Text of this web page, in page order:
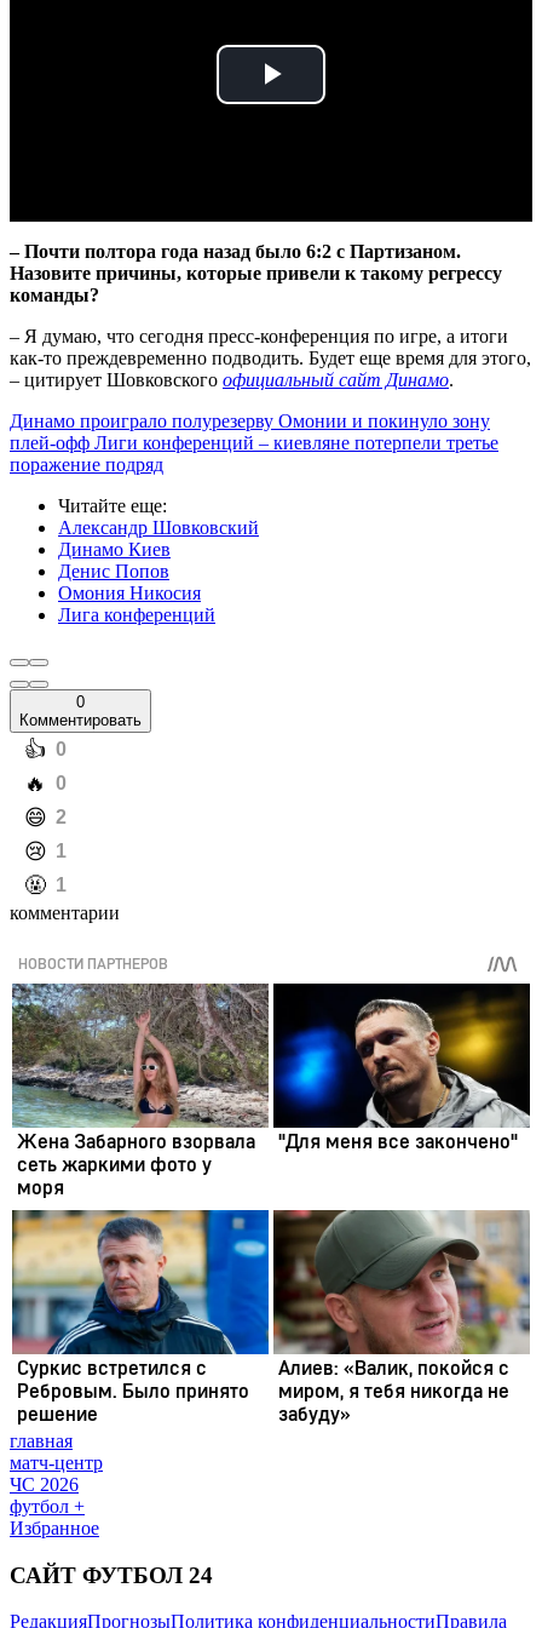
Play
– Почти полтора года назад было 6:2 с Партизаном.
Назовите причины, которые привели к такому регрессу
команды?
– Я думаю, что сегодня пресс-конференция по игре, а итоги
как-то преждевременно подводить. Будет еще время для этого,
– цитирует Шовковского официальный сайт Динамо.
Динамо проиграло полурезерву Омонии и покинуло зону
плей-офф Лиги конференций – киевляне потерпели третье
поражение подряд
Читайте еще:
Александр Шовковский
Динамо Киев
Денис Попов
Омония Никосия
Лига конференций
0
Комментировать
️👍 0
️🔥 0
️😄 2
️😢 1
️🤬 1
комментарии
главная
матч-центр
ЧС 2026
футбол +
Избранное
САЙТ ФУТБОЛ 24
РедакцияПрогнозыПолитика конфиденциальностиПравила